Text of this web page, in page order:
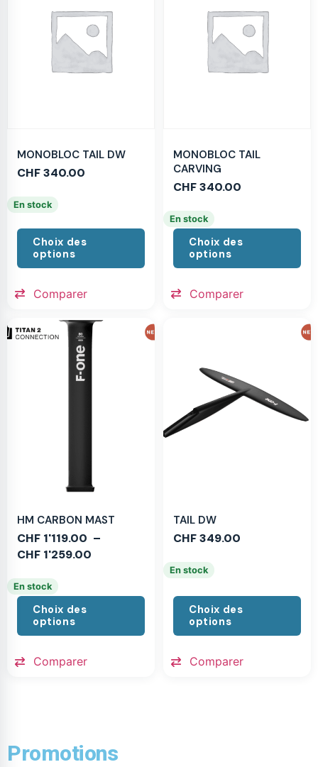
MONOBLOC TAIL DW
CHF340.00
En stock
Choix des
options
Comparer
MONOBLOC TAIL
CARVING
CHF340.00
En stock
Choix des
options
Comparer
HM CARBON MAST
CHF 1'119.00 –
CHF 1'259.00
En stock
Choix des
options
Comparer
TAIL DW
CHF349.00
En stock
Choix des
options
Comparer
Promotions